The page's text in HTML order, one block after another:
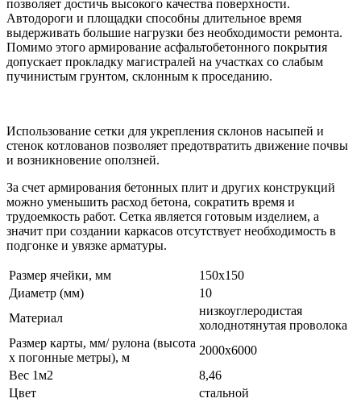
позволяет достичь высокого качества поверхности.
Автодороги и площадки способны длительное время
выдерживать большие нагрузки без необходимости ремонта.
Помимо этого армирование асфальтобетонного покрытия
допускает прокладку магистралей на участках со слабым
пучинистым грунтом, склонным к проседанию.
Использование сетки для укрепления склонов насыпей и
стенок котлованов позволяет предотвратить движение почвы
и возникновение оползней.
За счет армирования бетонных плит и других конструкций
можно уменьшить расход бетона, сократить время и
трудоемкость работ. Сетка является готовым изделием, а
значит при создании каркасов отсутствует необходимость в
подгонке и увязке арматуры.
Размер ячейки, мм
150х150
Диаметр (мм)
10
Материал
низкоуглеродистая
холоднотянутая проволока
Размер карты, мм/ рулона (высота
х погонные метры), м
2000х6000
Вес 1м2
8,46
Цвет
стальной